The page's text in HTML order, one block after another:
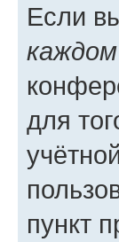
Если
для
пункт